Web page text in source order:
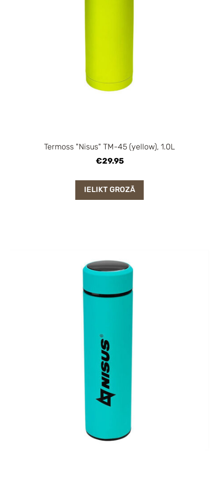
Termoss "Nisus" TM-45 (yellow), 1.0L
€29.95
IELIKT GROZĀ